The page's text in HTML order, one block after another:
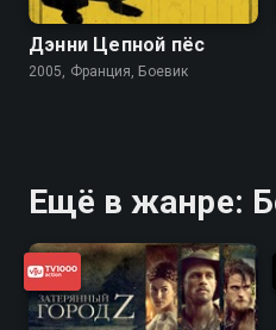
Дэнни Цепной пёс
2005, Франция, Боевик
Ещё в жанре: